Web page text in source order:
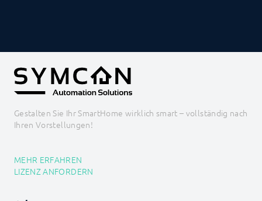
Gestalten Sie Ihr SmartHome wirklich smart – vollständig nach
Ihren Vorstellungen!
MEHR ERFAHREN
LIZENZ ANFORDERN